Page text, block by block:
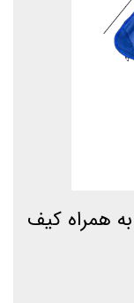
صندلی کمپینگ آکو مدل chair2 به همراه کیف